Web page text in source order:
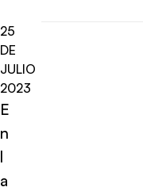
25
DE
JULIO
2023
E
n
l
a